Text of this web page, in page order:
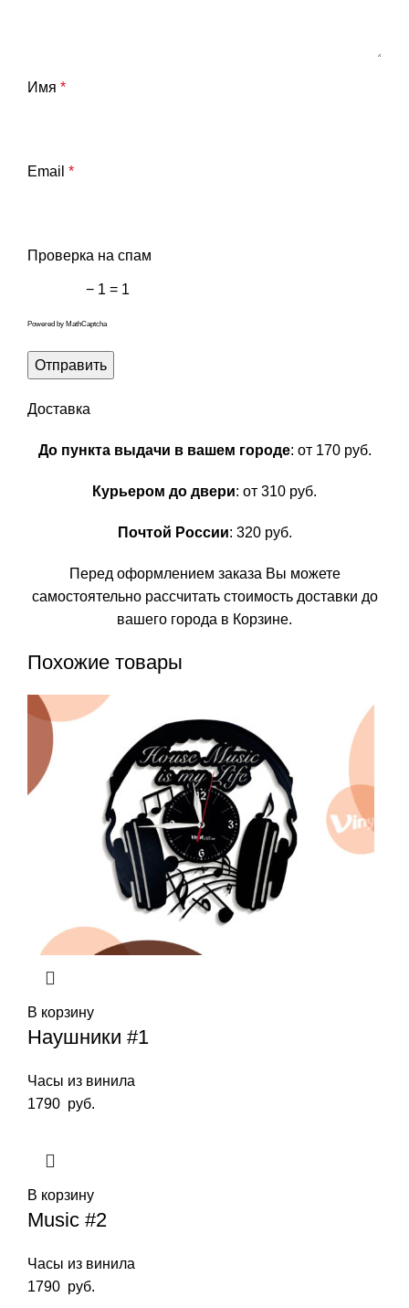
Имя *
Email *
Проверка на спам
− 1 = 1
Powered by MathCaptcha
Доставка
До пункта выдачи в вашем городе: от 170 руб.
Курьером до двери: от 310 руб.
Почтой России: 320 руб.
Перед оформлением заказа Вы можете
самостоятельно рассчитать стоимость доставки до
вашего города в Корзине.
Похожие товары
В корзину
Наушники #1
Часы из винила
1790 руб.
В корзину
Music #2
Часы из винила
1790 руб.